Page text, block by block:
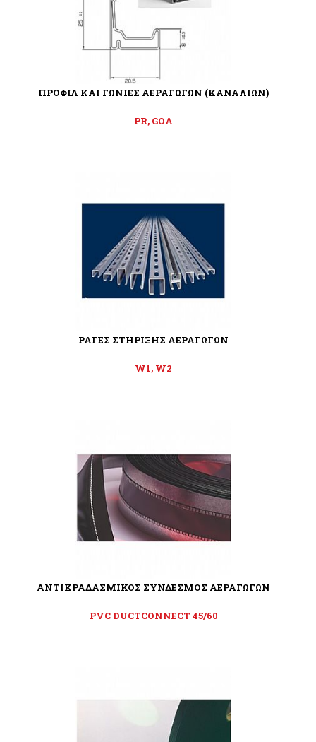
ΠΡΟΦΙΛ ΚΑΙ ΓΩΝΙΕΣ ΑΕΡΑΓΩΓΩΝ (ΚΑΝΑΛΙΩΝ)
PR, GOA
ΡΑΓΕΣ ΣΤΗΡΙΞΗΣ ΑΕΡΑΓΩΓΩΝ
W1, W2
ΑΝΤΙΚΡΑΔΑΣΜΙΚΟΣ ΣΥΝΔΕΣΜΟΣ ΑΕΡΑΓΩΓΩΝ
PVC DUCTCONNECT 45/60